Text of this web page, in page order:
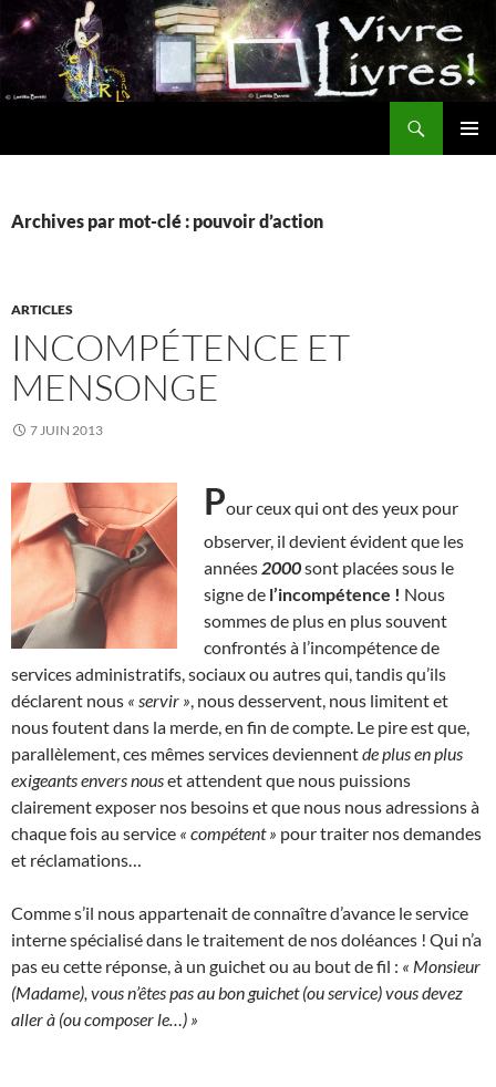
Aller
au
contenu
Archives par mot-clé : pouvoir d’action
ARTICLES
INCOMPÉTENCE ET
MENSONGE
7 JUIN 2013
Pour ceux qui ont des yeux pour
observer, il devient évident que les
années 2000sont placées sous le
signe de l’incompétence ! Nous
sommes de plus en plus souvent
confrontés à l’incompétence de
services administratifs, sociaux ou autres qui, tandis qu’ils
déclarent nous « servir » , nous desservent, nous limitent et
nous foutent dans la merde, en fin de compte. Le pire est que,
parallèlement, ces mêmes services deviennentde plus en plus
exigeants envers nouset attendent que nous puissions
clairement exposer nos besoins et que nous nous adressions à
chaque fois au service « compétent » pour traiter nos demandes
et réclamations…
Comme s’il nous appartenait de connaître d’avance le service
interne spécialisé dans le traitement de nos doléances ! Qui n’a
pas eu cette réponse, à un guichet ou au bout de fil : « Monsieur
(Madame), vous n’êtes pas au bon guichet (ou service) vous devez
aller à (ou composer le…) »